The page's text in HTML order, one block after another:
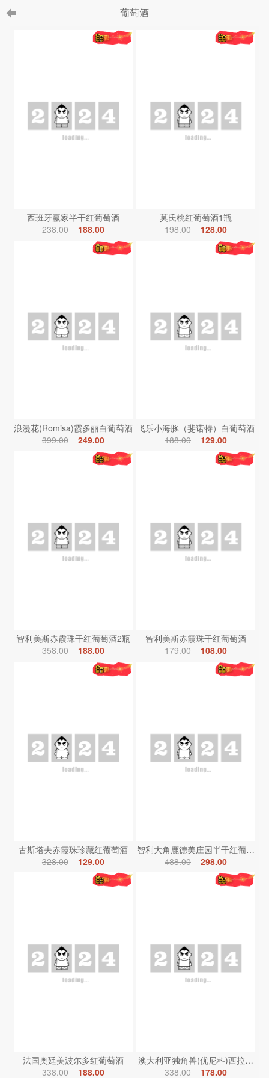
葡萄酒
西班牙赢家半干红葡萄酒
238.00
188.00
莫氏桃红葡萄酒1瓶
198.00
128.00
浪漫花(Romisa)霞多丽白葡萄酒
399.00
249.00
飞乐小海豚（斐诺特）白葡萄酒
188.00
129.00
智利美斯赤霞珠干红葡萄酒2瓶
358.00
188.00
智利美斯赤霞珠干红葡萄酒
179.00
108.00
古斯塔夫赤霞珠珍藏红葡萄酒
328.00
129.00
智利大角鹿德美庄园半干红葡萄酒
488.00
298.00
法国奥廷美波尔多红葡萄酒
338.00
188.00
澳大利亚独角兽(优尼科)西拉红葡
338.00
178.00